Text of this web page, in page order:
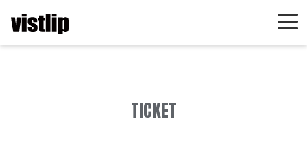
TICKET